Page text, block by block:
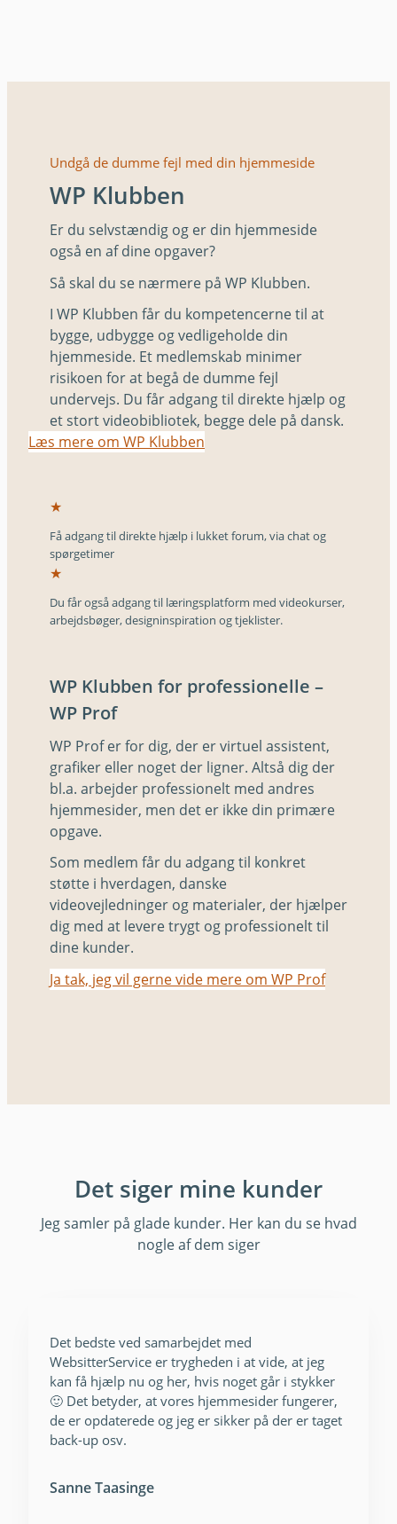
Undgå de dumme fejl med din hjemmeside
WP Klubben
Er du selvstændig og er din hjemmeside
også en af dine opgaver?
Så skal du se nærmere på WP Klubben.
I WP Klubben får du kompetencerne til at
bygge, udbygge og vedligeholde din
hjemmeside. Et medlemskab minimer
risikoen for at begå de dumme fejl
undervejs. Du får adgang til direkte hjælp og
et stort videobibliotek, begge dele på dansk.
Læs mere om WP Klubben
★
Få adgang til direkte hjælp i lukket forum, via chat og
spørgetimer
★
Du får også adgang til læringsplatform med videokurser,
arbejdsbøger, designinspiration og tjeklister.
WP Klubben for professionelle –
WP Prof
WP Prof er for dig, der er virtuel assistent,
grafiker eller noget der ligner. Altså dig der
bl.a. arbejder professionelt med andres
hjemmesider, men det er ikke din primære
opgave.
Som medlem får du adgang til konkret
støtte i hverdagen, danske
videovejledninger og materialer, der hjælper
dig med at levere trygt og professionelt til
dine kunder.
Ja tak, jeg vil gerne vide mere om WP Prof
Det siger mine kunder
Jeg samler på glade kunder. Her kan du se hvad
nogle af dem siger
Det bedste ved samarbejdet med
WebsitterService er trygheden i at vide, at jeg
kan få hjælp nu og her, hvis noget går i stykker
🙂 Det betyder, at vores hjemmesider fungerer,
de er opdaterede og jeg er sikker på der er taget
back-up osv.
Sanne Taasinge